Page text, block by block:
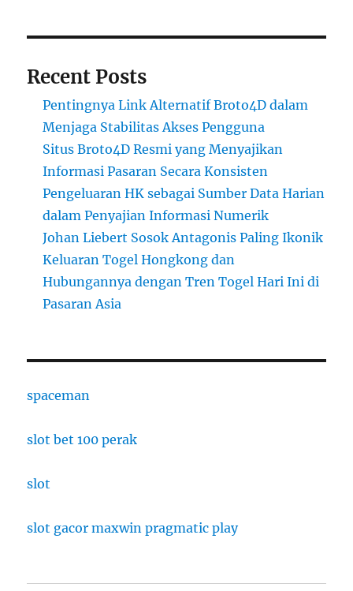
Recent Posts
Pentingnya Link Alternatif Broto4D dalam
Menjaga Stabilitas Akses Pengguna
Situs Broto4D Resmi yang Menyajikan
Informasi Pasaran Secara Konsisten
Pengeluaran HK sebagai Sumber Data Harian
dalam Penyajian Informasi Numerik
Johan Liebert Sosok Antagonis Paling Ikonik
Keluaran Togel Hongkong dan
Hubungannya dengan Tren Togel Hari Ini di
Pasaran Asia
spaceman
slot bet 100 perak
slot
slot gacor maxwin pragmatic play